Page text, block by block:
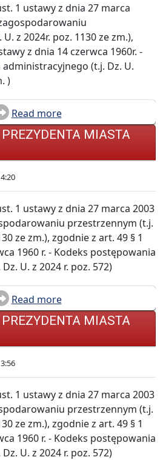
1 ustawy z dnia 27 marca
z 2024r. poz. 1130 ze zm.),
z dnia 14 czerwca 1960r. -
(t.j. Dz. U.
)
Read more
MIASTA
1 ustawy z dnia 27 marca 2003
przestrzennym (t.j.
ze zm.), zgodnie z art. 49 § 1
1960 r. - Kodeks postępowania
U. z 2024 r. poz. 572)
Read more
MIASTA
1 ustawy z dnia 27 marca 2003
przestrzennym (t.j.
ze zm.), zgodnie z art. 49 § 1
1960 r. - Kodeks postępowania
U. z 2024 r. poz. 572)